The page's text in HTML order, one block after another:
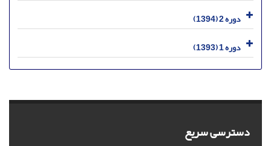
دوره 2 (1394)
دوره 1 (1393)
دسترسی سریع